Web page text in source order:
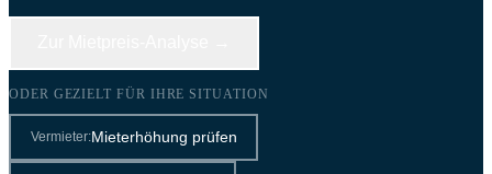
ODER GEZIELT FÜR IHRE SITUATION
Vermieter:Mieterhöhung prüfen